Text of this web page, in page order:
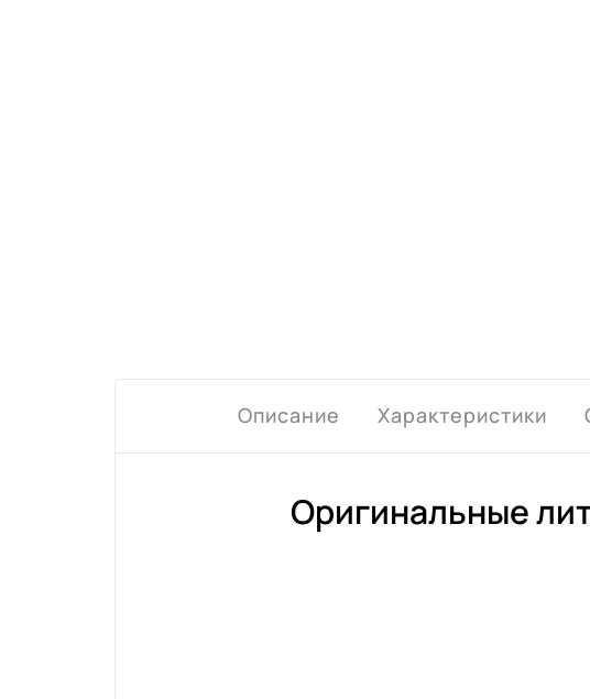
Описание Характеристики
Оригинальные